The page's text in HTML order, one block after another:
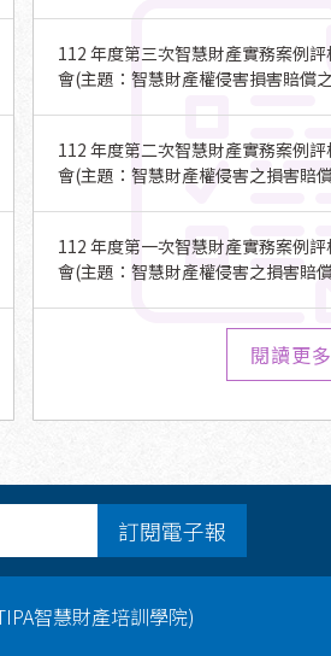
112 年度第三次智慧財產實務案例
會(主題：智慧財產權侵害損害賠償
112 年度第二次智慧財產實務案例
會(主題：智慧財產權侵害之損害賠
112 年度第一次智慧財產實務案例
會(主題：智慧財產權侵害之損害賠
閱讀更多
訂閱電子報
智慧財產培訓學院)